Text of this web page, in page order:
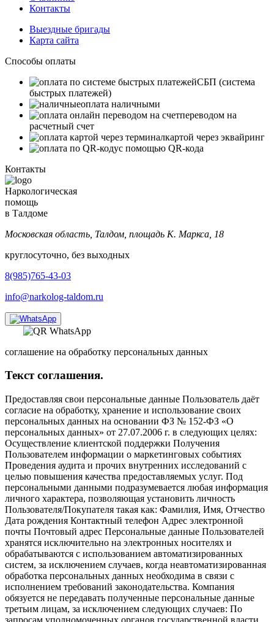
Контакты
Выездные бригады
Карта сайта
Способы оплаты
СБП (система
быстрых платежей)
оплата наличными
переводом на
расчетный счет
картой через эквайринг
с помощью QR-кода
Контакты
Наркологическая
помощь
в Талдоме
Московская область, Талдом, площадь К. Маркса, 18
круглосуточно, без выходных
8(985)765-43-03
info@narkolog-taldom.ru
соглашение на обработку персональных данных
Текст соглашения.
Предоставляя свои персональные данные Пользователь даёт
согласие на обработку, хранение и использование своих
персональных данных на основании ФЗ № 152-ФЗ «О
персональных данных» от 27.07.2006 г. в следующих целях:
Осуществление клиентской поддержки Получения
Пользователем информации о маркетинговых событиях
Проведения аудита и прочих внутренних исследований с
целью повышения качества предоставляемых услуг. Под
персональными данными подразумевается любая информация
личного характера, позволяющая установить личность
Пользователя/Покупателя такая как: Фамилия, Имя, Отчество
Дата рождения Контактный телефон Адрес электронной
почты Почтовый адрес Персональные данные Пользователей
хранятся исключительно на электронных носителях и
обрабатываются с использованием автоматизированных
систем, за исключением случаев, когда неавтоматизированная
обработка персональных данных необходима в связи с
исполнением требований законодательства. Компания
обязуется не передавать полученные персональные данные
третьим лицам, за исключением следующих случаев: По
запросам уполномоченных органов государственной власти